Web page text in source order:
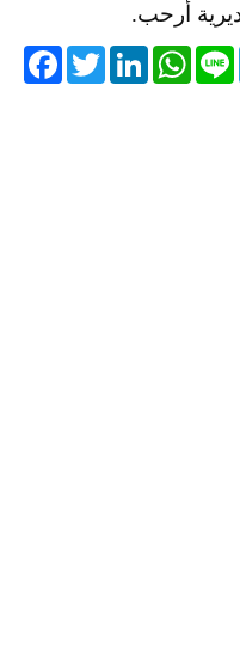
أرحب.
TwitterLinkedIn
WhatsApp Line